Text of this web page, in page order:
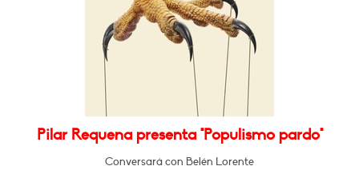
Pilar Requena presenta "Populismo pardo"
Conversará con Belén Lorente